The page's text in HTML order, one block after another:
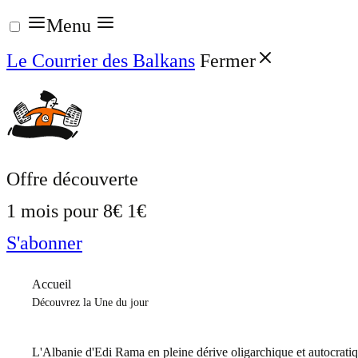
Aller
au
contenu
Menu
Le Courrier des Balkans Fermer
Offre découverte
1 mois pour 8€ 1€
S'abonner
Accueil
Découvrez la Une du jour
L'Albanie d'Edi Rama en pleine dérive oligarchique et